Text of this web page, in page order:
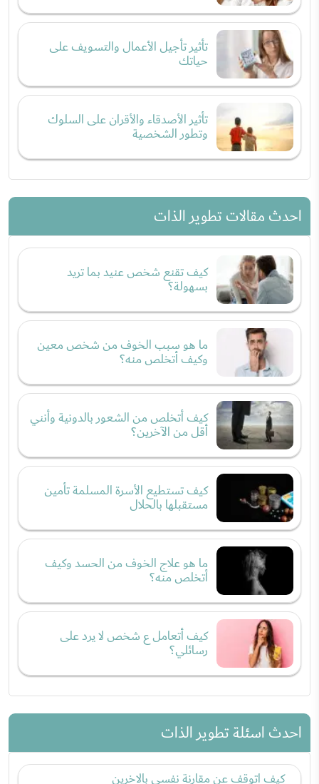
تأثير تأجيل الأعمال والتسويف على
حياتك
تأثير الأصدقاء والأقران على السلوك
وتطور الشخصية
احدث مقالات تطوير الذات
كيف تقنع شخص عنيد بما تريد
بسهولة؟
ما هو سبب الخوف من شخص معين
وكيف أتخلص منه؟
كيف أتخلص من الشعور بالدونية وأنني
أقل من الآخرين؟
كيف تستطيع الأسرة المسلمة تأمين
مستقبلها بالحلال
ما هو علاج الخوف من الحسد وكيف
أتخلص منه؟
كيف أتعامل ع شخص لا يرد على
رسائلي؟
احدث اسئلة تطوير الذات
كيف اتوقف عن مقارنة نفسي بالاخرين